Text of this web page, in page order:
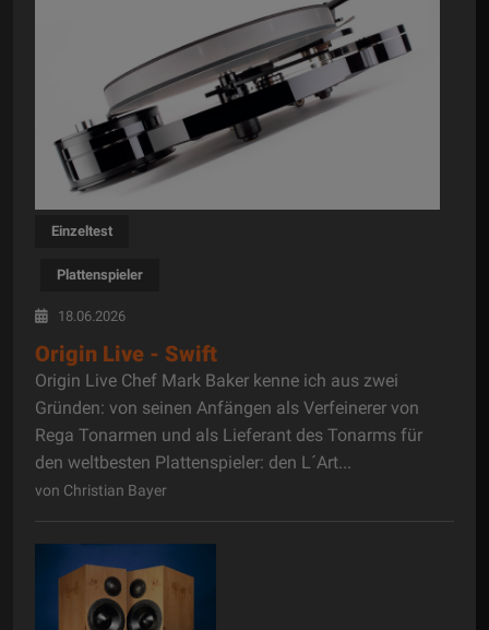
Einzeltest
Plattenspieler
18.06.2026
Origin Live - Swift
Origin Live Chef Mark Baker kenne ich aus zwei
Gründen: von seinen Anfängen als Verfeinerer von
Rega Tonarmen und als Lieferant des Tonarms für
den weltbesten Plattenspieler: den L´Art...
von Christian Bayer